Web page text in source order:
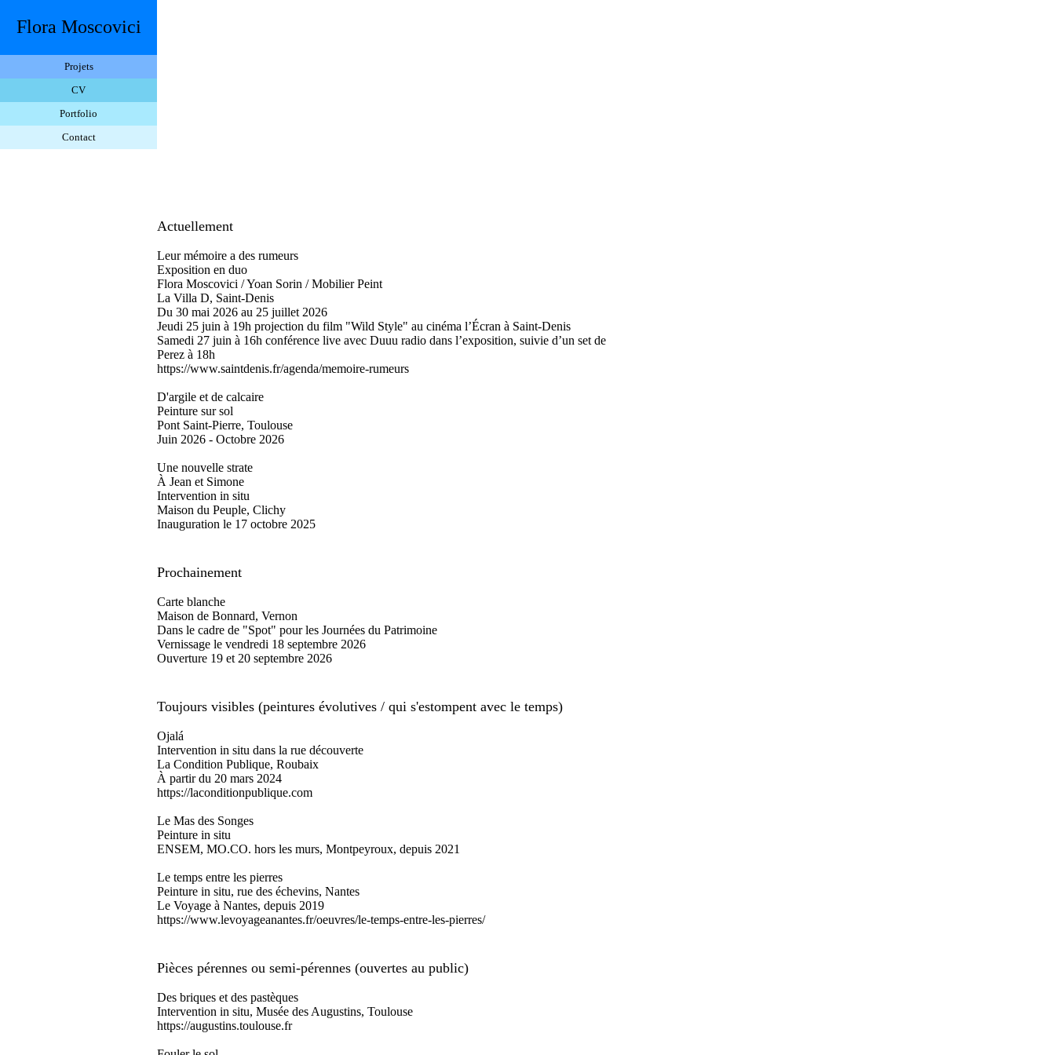
Flora Moscovici
Projets
CV
Portfolio
Contact
Actuellement
Leur mémoire a des rumeurs
Exposition en duo
Flora Moscovici / Yoan Sorin / Mobilier Peint
La Villa D, Saint-Denis
Du 30 mai 2026 au 25 juillet 2026
Jeudi 25 juin à 19h projection du film "Wild Style" au cinéma l’Écran à Saint-Denis
Samedi 27 juin à 16h conférence live avec Duuu radio dans l’exposition, suivie d’un set de
Perez à 18h
https://www.saintdenis.fr/agenda/memoire-rumeurs
D'argile et de calcaire
Peinture sur sol
Pont Saint-Pierre, Toulouse
Juin 2026 - Octobre 2026
Une nouvelle strate
À Jean et Simone
Intervention in situ
Maison du Peuple, Clichy
Inauguration le 17 octobre 2025
Prochainement
Carte blanche
Maison de Bonnard, Vernon
Dans le cadre de "Spot" pour les Journées du Patrimoine
Vernissage le vendredi 18 septembre 2026
Ouverture 19 et 20 septembre 2026
Toujours visibles (peintures évolutives / qui s'estompent avec le temps)
Ojalá
Intervention in situ dans la rue découverte
La Condition Publique, Roubaix
À partir du 20 mars 2024
https://laconditionpublique.com
Le Mas des Songes
Peinture in situ
ENSEM, MO.CO. hors les murs, Montpeyroux, depuis 2021
Le temps entre les pierres
Peinture in situ, rue des échevins, Nantes
Le Voyage à Nantes, depuis 2019
https://www.levoyageanantes.fr/oeuvres/le-temps-entre-les-pierres/
Pièces pérennes ou semi-pérennes (ouvertes au public)
Des briques et des pastèques
Intervention in situ, Musée des Augustins, Toulouse
https://augustins.toulouse.fr